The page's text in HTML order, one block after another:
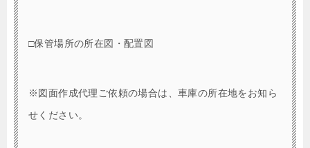
□保管場所の所在図・配置図
※図面作成代理ご依頼の場合は、車庫の所在地をお知ら
せください。